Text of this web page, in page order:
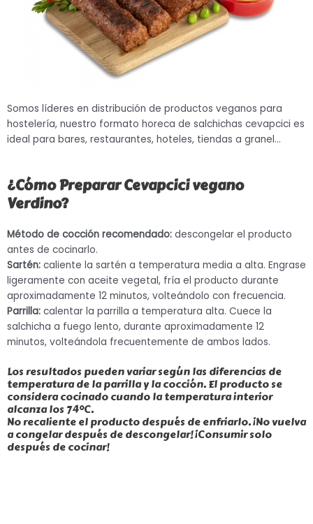
Somos líderes en distribución de productos veganos para
hostelería, nuestro formato horeca de salchichas cevapcici es
ideal para bares, restaurantes, hoteles, tiendas a granel…
¿Cómo Preparar Cevapcici vegano
Verdino?
Método de cocción recomendado: descongelar el producto
antes de cocinarlo.
Sartén: caliente la sartén a temperatura media a alta. Engrase
ligeramente con aceite vegetal, fría el producto durante
aproximadamente 12 minutos, volteándolo con frecuencia.
Parrilla: calentar la parrilla a temperatura alta. Cuece la
salchicha a fuego lento, durante aproximadamente 12
minutos, volteándola frecuentemente de ambos lados.
Los resultados pueden variar según las diferencias de
temperatura de la parrilla y la cocción. El producto se
considera cocinado cuando la temperatura interior
alcanza los 74°C.
No recaliente el producto después de enfriarlo. ¡No vuelva
a congelar después de descongelar! ¡Consumir solo
después de cocinar!